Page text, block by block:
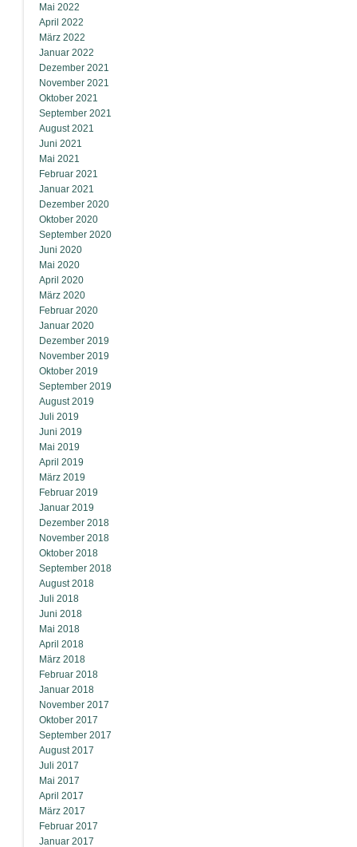
Mai 2022
April 2022
März 2022
Januar 2022
Dezember 2021
November 2021
Oktober 2021
September 2021
August 2021
Juni 2021
Mai 2021
Februar 2021
Januar 2021
Dezember 2020
Oktober 2020
September 2020
Juni 2020
Mai 2020
April 2020
März 2020
Februar 2020
Januar 2020
Dezember 2019
November 2019
Oktober 2019
September 2019
August 2019
Juli 2019
Juni 2019
Mai 2019
April 2019
März 2019
Februar 2019
Januar 2019
Dezember 2018
November 2018
Oktober 2018
September 2018
August 2018
Juli 2018
Juni 2018
Mai 2018
April 2018
März 2018
Februar 2018
Januar 2018
November 2017
Oktober 2017
September 2017
August 2017
Juli 2017
Mai 2017
April 2017
März 2017
Februar 2017
Januar 2017